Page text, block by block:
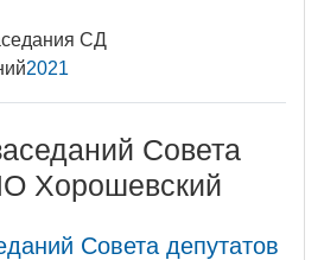
СД
2021
Совета
Хорошевский
Совета депутатов